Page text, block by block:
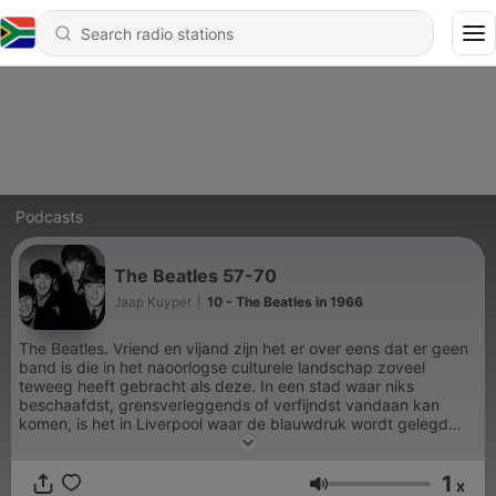
Podcasts
The Beatles 57-70
Jaap Kuyper 10 - The Beatles in 1966
The Beatles. Vriend en vijand zijn het er over eens dat er geen
band is die in het naoorlogse culturele landschap zoveel
teweeg heeft gebracht als deze. In een stad waar niks
beschaafdst, grensverleggends of verfijndst vandaan kan
komen, is het in Liverpool waar de blauwdruk wordt gelegd
voor de populaire muziekcultuur. Zowel innovatief als
de opnamestudio als instrument, alsook expansie op het
1 x